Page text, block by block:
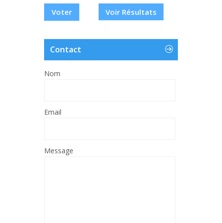
Voir Résultats
Contact
Nom
Email
Message